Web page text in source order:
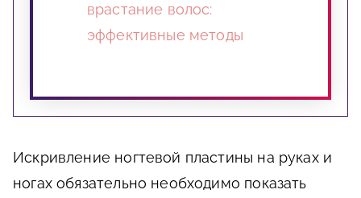
врастание волос:
эффективные методы
Искривление ногтевой пластины на руках и
ногах обязательно необходимо показать